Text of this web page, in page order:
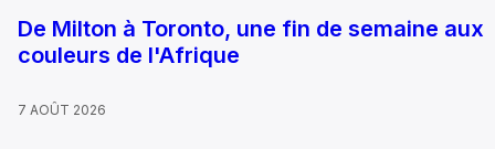
De Milton à Toronto, une fin de semaine aux
couleurs de l'Afrique
7 AOÛT 2026